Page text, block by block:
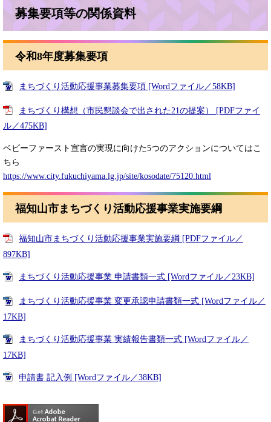
募集要項等の関係資料
令和8年度募集要項
まちづくり活動応援事業募集要項 [Wordファイル／58KB]
まちづくり構想（市民懇談会で出された21の提案） [PDFファイ
ル／475KB]
ベビーファースト宣言の実現に向けた5つのアクションについてはこ
ちら
https://www.city.fukuchiyama.lg.jp/site/kosodate/75120.html
福知山市まちづくり活動応援事業実施要綱
福知山市まちづくり活動応援事業実施要綱 [PDFファイル／
897KB]
まちづくり活動応援事業 申請書類一式 [Wordファイル／23KB]
まちづくり活動応援事業 変更承認申請書類一式 [Wordファイル／
17KB]
まちづくり活動応援事業 実績報告書類一式 [Wordファイル／
17KB]
申請書 記入例 [Wordファイル／38KB]